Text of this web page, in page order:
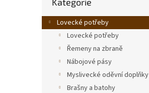
r
a
kategorie
Lovecké potřeby
Lovecké potřeby
Řemeny na zbraně
Nábojové pásy
Myslivecké oděvní doplňky
Brašny a batohy